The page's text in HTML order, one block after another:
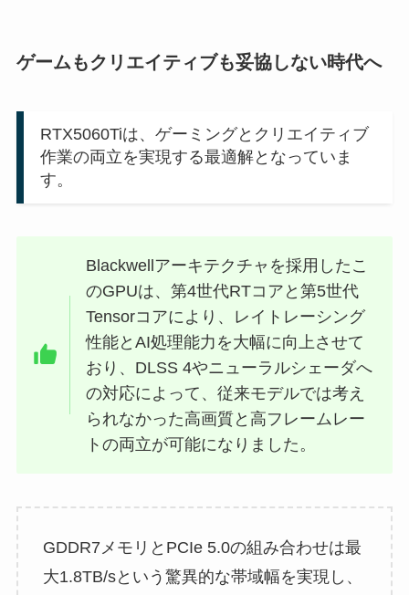
ゲームもクリエイティブも妥協しない時代へ
RTX5060Tiは、ゲーミングとクリエイティブ
作業の両立を実現する最適解となっていま
す。
Blackwellアーキテクチャを採用したこ
のGPUは、第4世代RTコアと第5世代
Tensorコアにより、レイトレーシング
性能とAI処理能力を大幅に向上させて
おり、DLSS 4やニューラルシェーダへ
の対応によって、従来モデルでは考え
られなかった高画質と高フレームレー
トの両立が可能になりました。
GDDR7メモリとPCIe 5.0の組み合わせは最
大1.8TB/sという驚異的な帯域幅を実現し、